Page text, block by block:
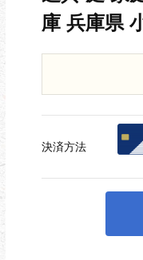
庫 兵庫県
決済方法